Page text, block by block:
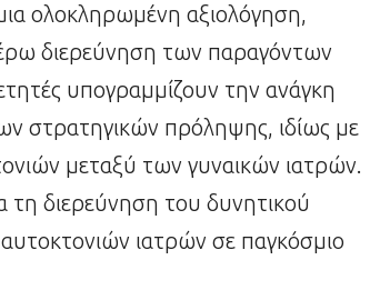
ολοκληρωμένη αξιολόγηση,
διερεύνηση των παραγόντων
υπογραμμίζουν την ανάγκη
στρατηγικών πρόληψης, ιδίως με
μεταξύ των γυναικών ιατρών.
τη διερεύνηση του δυνητικού
ιατρών σε παγκόσμιο